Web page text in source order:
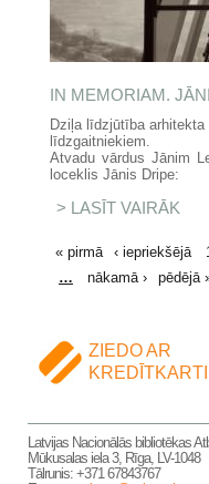
IN MEMORIAM.
Dziļa līdzjūtība
līdzgaitniekiem.
Atvadu vārdus Jānim
loceklis Jānis Dripe:
LASĪT VAIRĀK
LAPAS
« pirmā ‹ iepriekšējā
…
nākamā › pēdējā
ZIEDO AR
KREDĪTKARTI
Latvijas Nacionālās bibliotēkas
Mūkusalas iela 3, Rīga, LV-1048
Tālrunis: +371 67843767